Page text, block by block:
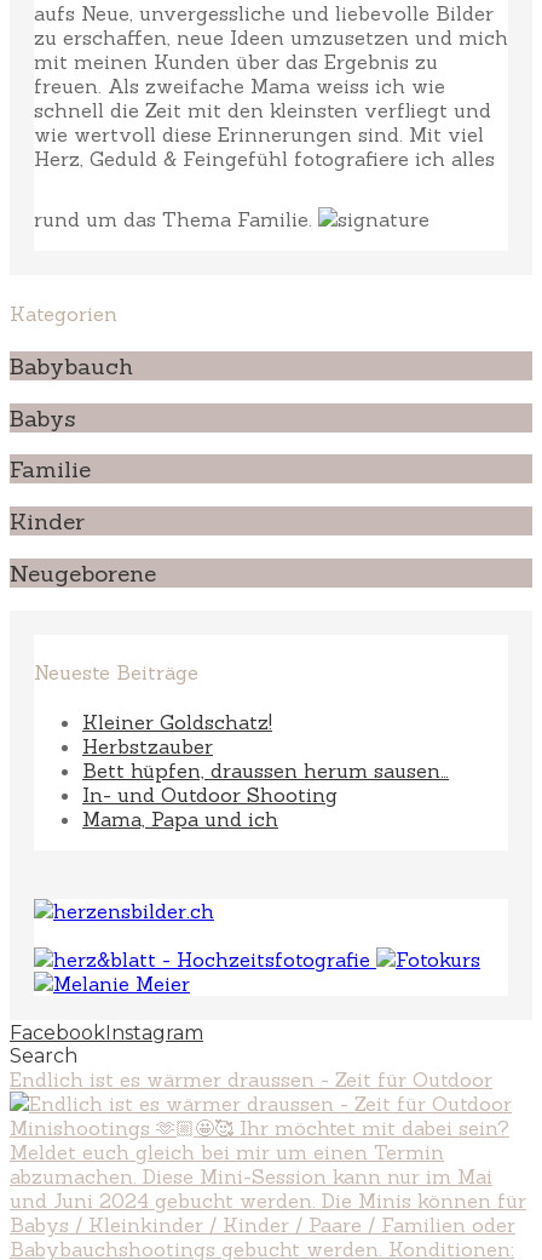
aufs Neue, unvergessliche und liebevolle Bilder
zu erschaffen, neue Ideen umzusetzen und mich
mit meinen Kunden über das Ergebnis zu
freuen. Als zweifache Mama weiss ich wie
schnell die Zeit mit den kleinsten verfliegt und
wie wertvoll diese Erinnerungen sind. Mit viel
Herz, Geduld & Feingefühl fotografiere ich alles
rund um das Thema Familie.
Kategorien
Babybauch
Babys
Familie
Kinder
Neugeborene
Neueste Beiträge
Kleiner Goldschatz!
Herbstzauber
Bett hüpfen, draussen herum sausen…
In- und Outdoor Shooting
Mama, Papa und ich
FacebookInstagram
Search
Endlich ist es wärmer draussen - Zeit für Outdoor